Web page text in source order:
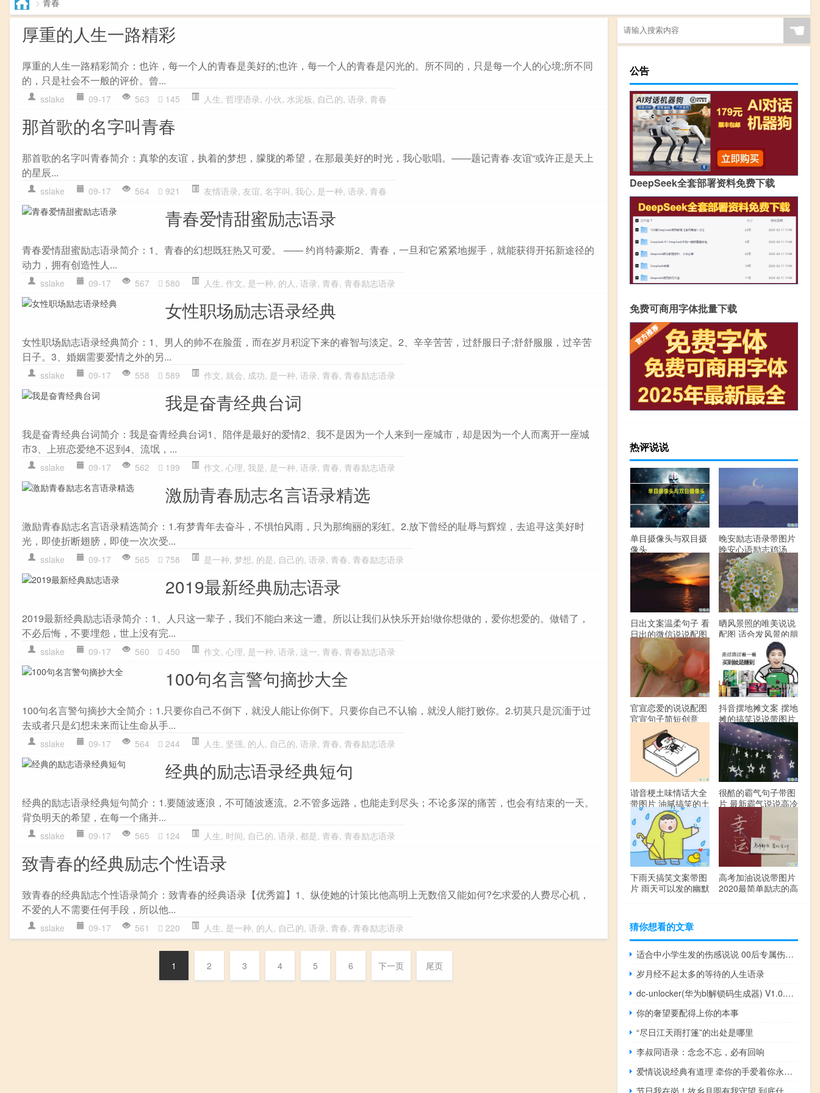
厚重的人生一路精彩
厚重的人生一路精彩简介：也许，每一个人的青春是美好的;也许，每一个人的青春是闪光的。所不同的，只是每一个人的心境;所不同
的，只是社会不一般的评价。曾...
sslake 09-17 563 145 人生, 哲理语录, 小伙, 水泥板, 自己的, 语录, 青春
那首歌的名字叫青春
那首歌的名字叫青春简介：真挚的友谊，执着的梦想，朦胧的希望，在那最美好的时光，我心歌唱。——题记青春·友谊“或许正是天上
的星辰...
sslake 09-17 564 921 友情语录, 友谊, 名字叫, 我心, 是一种, 语录, 青春
青春爱情甜蜜励志语录
青春爱情甜蜜励志语录简介：1、青春的幻想既狂热又可爱。 —— 约肖特豪斯2、青春，一旦和它紧紧地握手，就能获得开拓新途径的
动力，拥有创造性人...
sslake 09-17 567 580 人生, 作文, 是一种, 的人 , 语录, 青春, 青春励志语录
女性职场励志语录经典
女性职场励志语录经典简介：1、男人的帅不在脸蛋，而在岁月积淀下来的睿智与淡定。2、辛辛苦苦，过舒服日子;舒舒服服，过辛苦
日子。3、婚姻需要爱情之外的另...
sslake 09-17 558 589 作文, 就会, 成功, 是一种, 语录, 青春, 青春励志语录
我是奋青经典台词
我是奋青经典台词简介：我是奋青经典台词1、陪伴是最好的爱情2、我不是因为一个人来到一座城市，却是因为一个人而离开一座城
市3、上班恋爱绝不迟到4、流氓，...
sslake 09-17 562 199 作文, 心理, 我是, 是一种, 语录, 青春, 青春励志语录
激励青春励志名言语录精选
激励青春励志名言语录精选简介：1.有梦青年去奋斗，不惧怕风雨，只为那绚丽的彩虹。2.放下曾经的耻辱与辉煌，去追寻这美好时
光，即使折断翅膀，即使一次次受...
sslake 09-17 565 758 是一种, 梦想, 的是, 自己的, 语录, 青春, 青春励志语录
2019最新经典励志语录
2019最新经典励志语录简介：1、人只这一辈子，我们不能白来这一遭。所以让我们从快乐开始!做你想做的，爱你想爱的。做错了，
不必后悔，不要埋怨，世上没有完...
sslake 09-17 560 450 作文, 心理, 是一种, 语录, 这一, 青春, 青春励志语录
100句名言警句摘抄大全
100句名言警句摘抄大全简介：1.只要你自己不倒下，就没人能让你倒下。只要你自己不认输，就没人能打败你。2.切莫只是沉湎于过
去或者只是幻想未来而让生命从手...
sslake 09-17 564 244 人生, 坚强, 的人 , 自己的, 语录, 青春, 青春励志语录
经典的励志语录经典短句
经典的励志语录经典短句简介：1.要随波逐浪，不可随波逐流。2.不管多远路，也能走到尽头；不论多深的痛苦，也会有结束的一天。
背负明天的希望，在每一个痛并...
sslake 09-17 565 124 人生, 时间, 自己的, 语录, 都是, 青春, 青春励志语录
致青春的经典励志个性语录
致青春的经典励志个性语录简介：致青春的经典语录【优秀篇】1、纵使她的计策比他高明上无数倍又能如何?乞求爱的人费尽心机，
不爱的人不需要任何手段，所以他...
sslake 09-17 561 220 人生, 是一种, 的人 , 自己的, 语录, 青春, 青春励志语录
1 2 3 4 5 6 下一页 尾页
☚
公告
DeepSeek全套部署资料免费下载
免费可商用字体批量下载
热评说说
单目摄像头与双目摄
像头
晚安励志语录带图片
晚安心语励志鸡汤
日出文案温柔句子 看
日出的微信说说配图
晒风景照的唯美说说
配图 适合发风景的朋
官宣恋爱的说说配图
官宣句子简短创意
抖音摆地摊文案 摆地
摊的搞笑说说带图片
谐音梗土味情话大全
带图片 油腻搞笑的土
味情话
很酷的霸气句子带图
片 最新霸气说说高冷
下雨天搞笑文案带图
片 雨天可以发的幽默
高考加油说说带图片
2020最简单励志的高
猜你想看的文章
适合中小学生发的伤感说说 00后专属伤感说说大全
岁月经不起太多的等待的人生语录
dc-unlocker(华为bl解锁码生成器) V1.0.0.3166 最新破解版（dc-unlocker(华为bl解锁码生成器) V1.0.0.3166 最新破解版功能简介）
你的奢望要配得上你的本事
“尽日江天雨打篷”的出处是哪里
李叔同语录：念念不忘，必有回响
爱情说说经典有道理 牵你的手爱着你永不变心